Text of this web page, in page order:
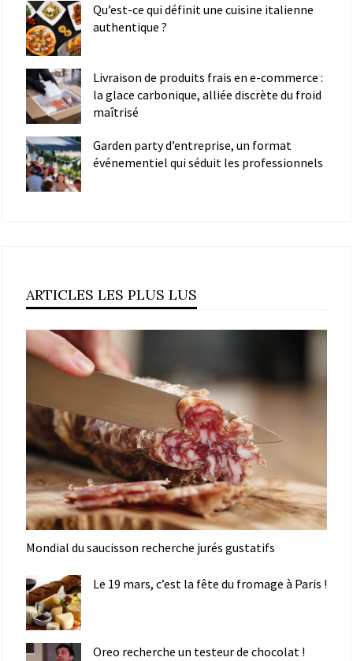
Qu’est-ce qui définit une cuisine italienne
authentique ?
Livraison de produits frais en e-commerce :
la glace carbonique, alliée discrète du froid
maîtrisé
Garden party d’entreprise, un format
événementiel qui séduit les professionnels
ARTICLES LES PLUS LUS
Mondial du saucisson recherche jurés gustatifs
Le 19 mars, c’est la fête du fromage à Paris !
Oreo recherche un testeur de chocolat !